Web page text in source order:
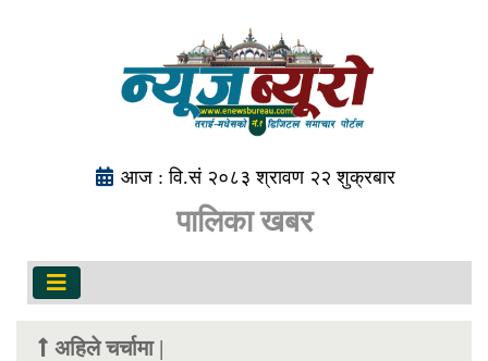
आज : वि.सं २०८३ श्रावण २२ शुक्रबार
पालिका खबर
अहिले चर्चामा |